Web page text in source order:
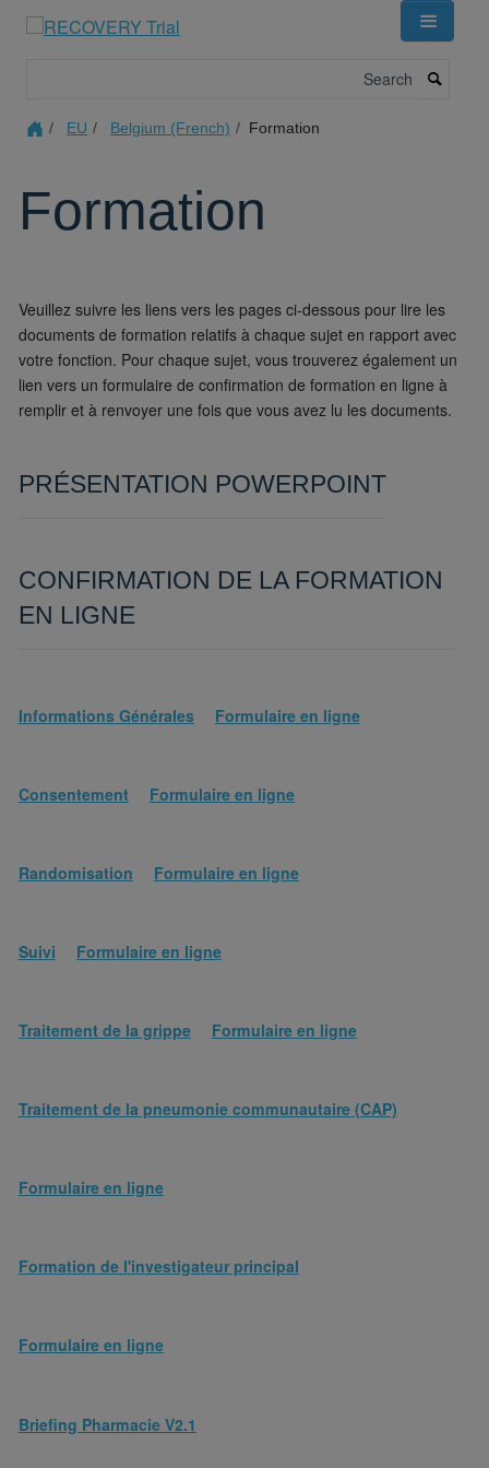
Skip
EU Belgium (French) Formation
Formation
Veuillez suivre les liens vers les pages ci-dessous pour lire les
documents de formation relatifs à chaque sujet en rapport avec
votre fonction. Pour chaque sujet, vous trouverez également un
lien vers un formulaire de confirmation de formation en ligne à
remplir et à renvoyer une fois que vous avez lu les documents.
PRÉSENTATION POWERPOINT
CONFIRMATION DE LA FORMATION
EN LIGNE
Informations Générales Formulaire en ligne
Consentement Formulaire en ligne
Randomisation Formulaire en ligne
Suivi Formulaire en ligne
Traitement de la grippe Formulaire en ligne
Traitement de la pneumonie communautaire (CAP)
Formulaire en ligne
Formation de l'investigateur principal
Formulaire en ligne
Briefing Pharmacie V2.1